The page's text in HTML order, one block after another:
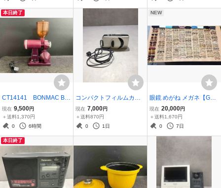
AL 【未確認】 260729
本日終了
CT14141 BONMAC BM-
250N ボンマック 電動コ
ーヒーミル 20260528
現在 9,500円
＋送料1,370円
0
6時間
コンパクトフィルムカメ
ラ【SA3499】Autoboy L
unaXL オートボーイ ルナ
XL Canon キャノン フィ
現在 7,000円
＋送料870円
0
1日
NEW
眼鏡 めがね メガネ【G59
7】 200本まとめ RODEN
STOCK GAB JEFFREY B
ANKS BONOX-A ALOOK
現在 20,000円
＋送料1,670円
0
7日
本日終了